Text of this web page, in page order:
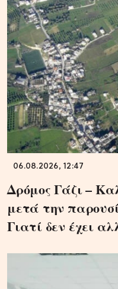
06.08.2026, 12:47
Δρόμος Γάζι –
μετά την
Γιατί δεν έχει